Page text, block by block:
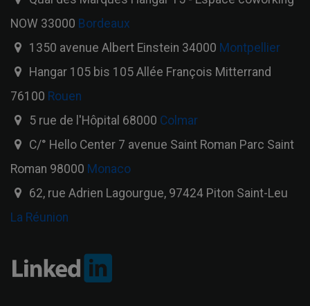
NOW 33000 Bordeaux
1350 avenue Albert Einstein 34000 Montpellier
Hangar 105 bis 105 Allée François Mitterrand
76100 Rouen
5 rue de l'Hôpital 68000 Colmar
C/° Hello Center 7 avenue Saint Roman Parc Saint
Roman 98000 Monaco
62, rue Adrien Lagourgue, 97424 Piton Saint-Leu
La Réunion